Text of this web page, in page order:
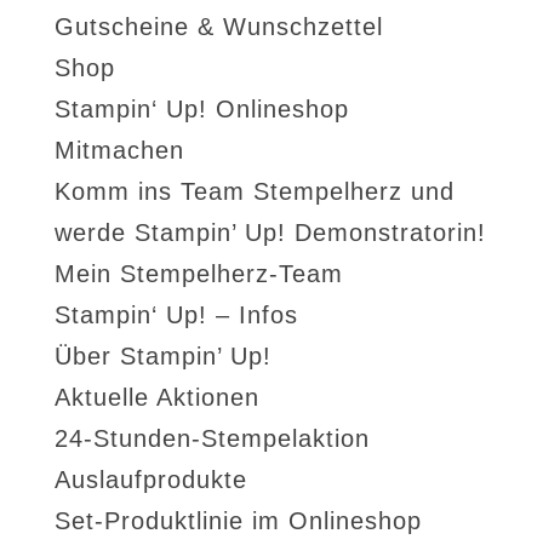
Gutscheine & Wunschzettel
Shop
Stampin‘ Up! Onlineshop
Mitmachen
Komm ins Team Stempelherz und
werde Stampin’ Up! Demonstratorin!
Mein Stempelherz-Team
Stampin‘ Up! – Infos
Über Stampin’ Up!
Aktuelle Aktionen
24-Stunden-Stempelaktion
Auslaufprodukte
Set-Produktlinie im Onlineshop